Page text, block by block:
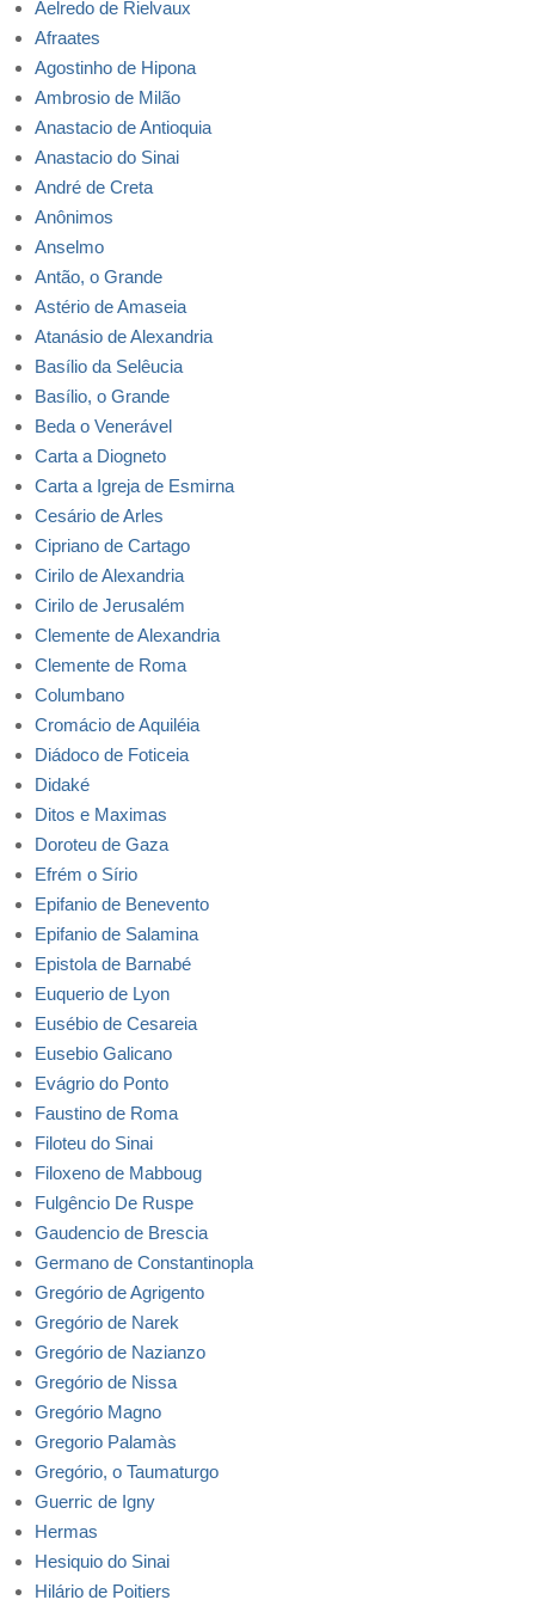
Aelredo de Rielvaux
Afraates
Agostinho de Hipona
Ambrosio de Milão
Anastacio de Antioquia
Anastacio do Sinai
André de Creta
Anônimos
Anselmo
Antão, o Grande
Astério de Amaseia
Atanásio de Alexandria
Basílio da Selêucia
Basílio, o Grande
Beda o Venerável
Carta a Diogneto
Carta a Igreja de Esmirna
Cesário de Arles
Cipriano de Cartago
Cirilo de Alexandria
Cirilo de Jerusalém
Clemente de Alexandria
Clemente de Roma
Columbano
Cromácio de Aquiléia
Diádoco de Foticeia
Didaké
Ditos e Maximas
Doroteu de Gaza
Efrém o Sírio
Epifanio de Benevento
Epifanio de Salamina
Epistola de Barnabé
Euquerio de Lyon
Eusébio de Cesareia
Eusebio Galicano
Evágrio do Ponto
Faustino de Roma
Filoteu do Sinai
Filoxeno de Mabboug
Fulgêncio De Ruspe
Gaudencio de Brescia
Germano de Constantinopla
Gregório de Agrigento
Gregório de Narek
Gregório de Nazianzo
Gregório de Nissa
Gregório Magno
Gregorio Palamàs
Gregório, o Taumaturgo
Guerric de Igny
Hermas
Hesiquio do Sinai
Hilário de Poitiers